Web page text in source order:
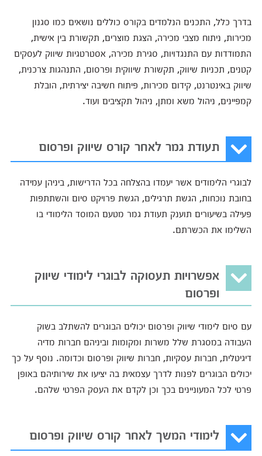
בדרך כלל, התכנים הנלמדים בקורס כוללים נושאים כמו סגנון
מכירות, ניתוח מצבי מכירה, הצגת מוצרים, תקשורת בין אישית,
התמודדות עם התנגדויות, סגירת מכירה, אסטרטגיות שיווק לעסקים
קטנים, תכניות שיווק, תקשורת שיווקית ופרסום, התנהגות צרכנית,
שיווק באינטרנט, קידום מכירות, פיתוח חשיבה יצירתית, הובלת
קמפיינים, ניהול משא ומתן, ניהול תקציבים ועוד.
תעודת גמר לאחר קורס שיווק ופרסום
לבוגרי הלימודים אשר יעמדו בהצלחה בכל הדרישות, ביניהן עמידה
בחובת נוכחות, הגשת תרגילים, הגשת פרויקט סיום והשתתפות
פעילה בשיעורים תוענק תעודת גמר מטעם המוסד הלימודי בו
השלימו את הכשרתם.
אפשרויות תעסוקה לבוגרי לימודי שיווק
ופרסום
עם סיום לימודי שיווק ופרסום יכולים הבוגרים להשתלב בשוק
העבודה במסגרת שלל משרות ומקומות וביניהם חברות מדיה
דיגיטלית, חברות עסקיות, חברות שיווק ופרסום וכדומה. נוסף על כך
יכולים הבוגרים לפנות לדרך עצמאית בה יציעו את שירותיהם באופן
פרטי לכל המעוניינים בכך וכן לקדם את העסק הפרטי שלהם.
לימודי המשך לאחר קורס שיווק ופרסום